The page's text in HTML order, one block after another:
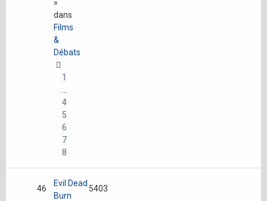
»
dans
Films
&
Débats
1
4
5
6
7
8
Evil Dead
Burn
46 5403